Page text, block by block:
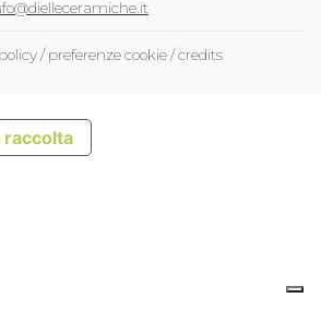
/preferenze cookie/credits
raccolta